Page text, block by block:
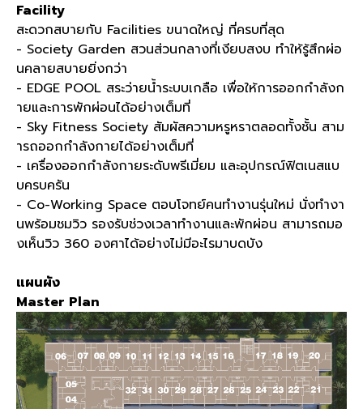
Facility
สะดวกสบายกับ Facilities ขนาดใหญ่ ที่ครบที่สุด
- Society Garden สวนส่วนกลางที่เงียบสงบ ทำให้รู้สึกผ่อ
นคลายสบายยิ่งกว่า
- EDGE POOL สระว่ายน้ำระบบเกลือ เพื่อให้การออกกำลังก
ายและการพักผ่อนได้อย่างเต็มที่
- Sky Fitness Society สัมผัสความหรูหราตลอดทั้งชั้น สาม
ารถออกกำลังกายได้อย่างเต็มที่
- เครื่องออกกำลังกายระดับพรีเมี่ยม และอุปกรณ์ฟิตเนสแบ
บครบครัน
- Co-Working Space ตอบโจทย์คนทำงานรุ่นใหม่ นั่งทำงา
นพร้อมชมวิว รองรับช่วงเวลาทำงานและพักผ่อน สามารถมอ
งเห็นวิว 360 องศาได้อย่างไม่มีอะไรมาบดบัง
แผนผัง
Master Plan